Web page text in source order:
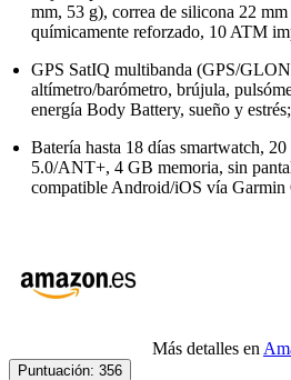
mm, 53 g), correa de silicona 22
químicamente reforzado, 10 ATM
GPS SatIQ multibanda (GPS/
altímetro/barómetro, brújula,
energía Body Battery, sueño y
Batería hasta 18 días smartwatch,
5.0/ANT+, 4 GB memoria, sin
compatible Android/iOS vía Garmin
Más detalles en
Puntuación: 356